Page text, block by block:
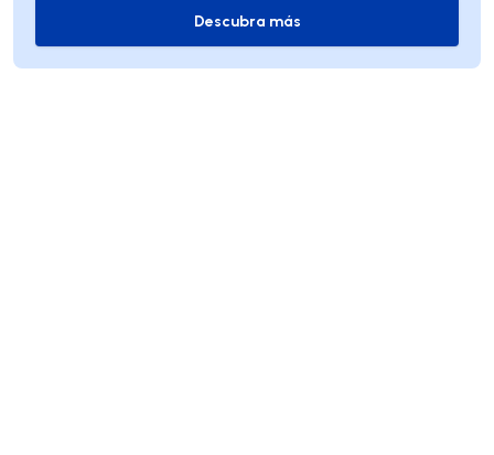
Descubra más
Descubra más